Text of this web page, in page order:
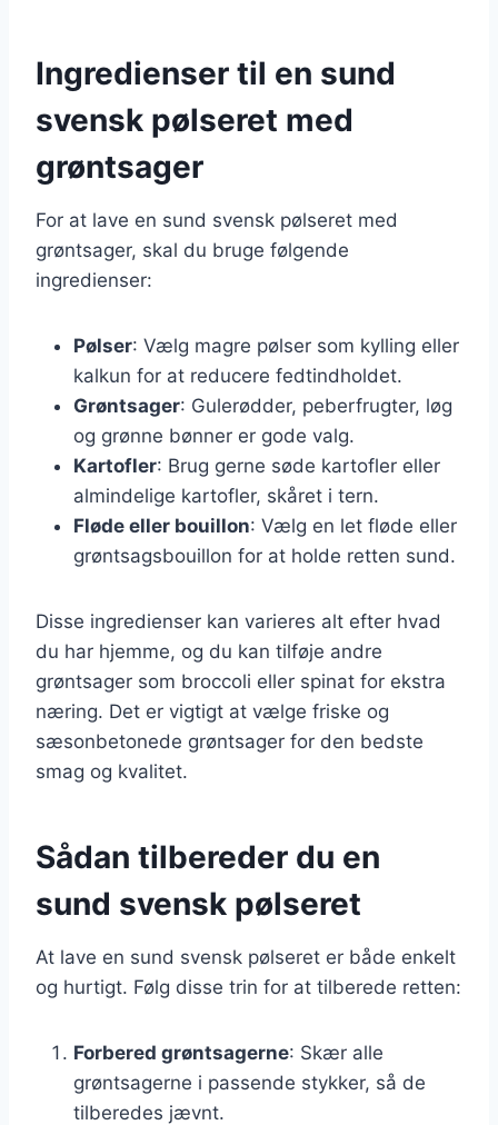
Ingredienser til en sund
svensk pølseret med
grøntsager
For at lave en sund svensk pølseret med
grøntsager, skal du bruge følgende
ingredienser:
Pølser: Vælg magre pølser som kylling eller
kalkun for at reducere fedtindholdet.
Grøntsager: Gulerødder, peberfrugter, løg
og grønne bønner er gode valg.
Kartofler: Brug gerne søde kartofler eller
almindelige kartofler, skåret i tern.
Fløde eller bouillon: Vælg en let fløde eller
grøntsagsbouillon for at holde retten sund.
Disse ingredienser kan varieres alt efter hvad
du har hjemme, og du kan tilføje andre
grøntsager som broccoli eller spinat for ekstra
næring. Det er vigtigt at vælge friske og
sæsonbetonede grøntsager for den bedste
smag og kvalitet.
Sådan tilbereder du en
sund svensk pølseret
At lave en sund svensk pølseret er både enkelt
og hurtigt. Følg disse trin for at tilberede retten:
Forbered grøntsagerne: Skær alle
grøntsagerne i passende stykker, så de
tilberedes jævnt.